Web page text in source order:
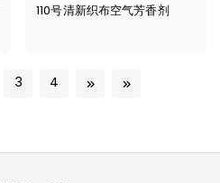
110号清新织布空气芳香剂
3 4